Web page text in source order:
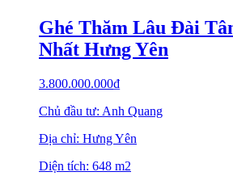
Ghé Thăm Lâu Đài
Nhất Hưng Yên
3.800.000.000₫
Chủ đầu tư: Anh Quang
Địa chỉ: Hưng Yên
Diện tích: 648 m2